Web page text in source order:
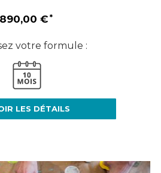
890,00 €
votre formule :
LES DÉTAILS